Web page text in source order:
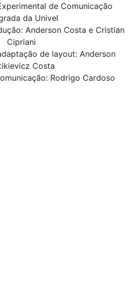
de Comunicação
da Univel
Anderson Costa e Cristian
Cipriani
de layout: Anderson
Costa
Rodrigo Cardoso